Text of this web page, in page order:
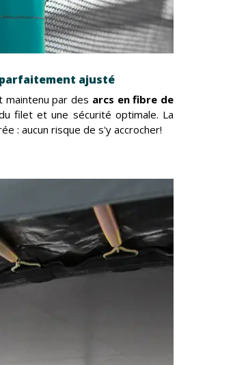
ajusté
par des arcs en fibre de
filet et une sécurité optimale. La
: aucun risque de s'y accrocher!